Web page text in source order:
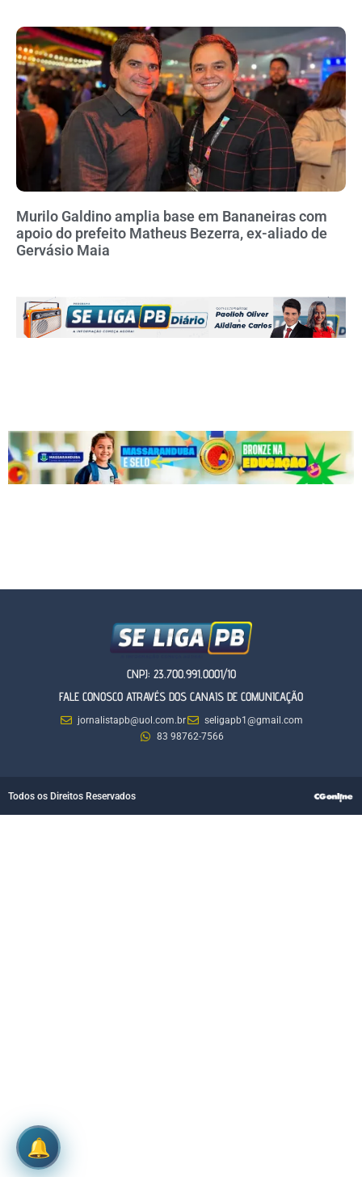
Murilo Galdino amplia base em Bananeiras com
apoio do prefeito Matheus Bezerra, ex-aliado de
Gervásio Maia
CNPJ: 23.700.991.0001/10
FALE CONOSCO ATRAVÉS DOS CANAIS DE COMUNICAÇÃO
jornalistapb@uol.com.br
seligapb1@gmail.com
83 98762-7566
Todos os Direitos Reservados